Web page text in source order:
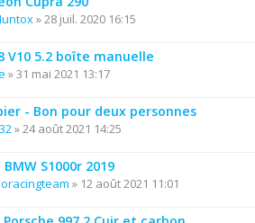
» 28 juil. 2020 16:15
V10 5.2 boîte manuelle
» 31 mai 2021 13:17
- Bon pour deux personnes
» 24 août 2021 14:25
S1000r 2019
» 12 août 2021 11:01